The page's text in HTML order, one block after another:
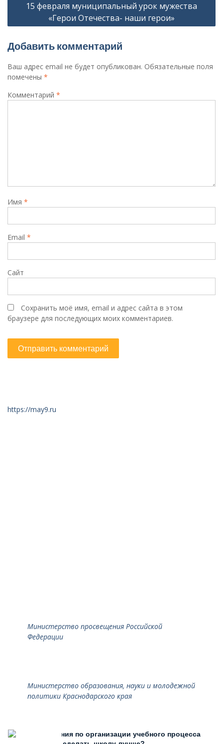
записям
15 февраля муниципальный урок мужества
«Герои Отечества- наши герои»
Добавить комментарий
Ваш адрес email не будет опубликован. Обязательные поля
помечены *
Комментарий *
Имя *
Email *
Сайт
Сохранить моё имя, email и адрес сайта в этом
браузере для последующих моих комментариев.
https://may9.ru
Министерство просвещения Российской
Федерации
Министерство образования, науки и молодежной
политики Краснодарского края
Есть предложения по организации учебного процесса